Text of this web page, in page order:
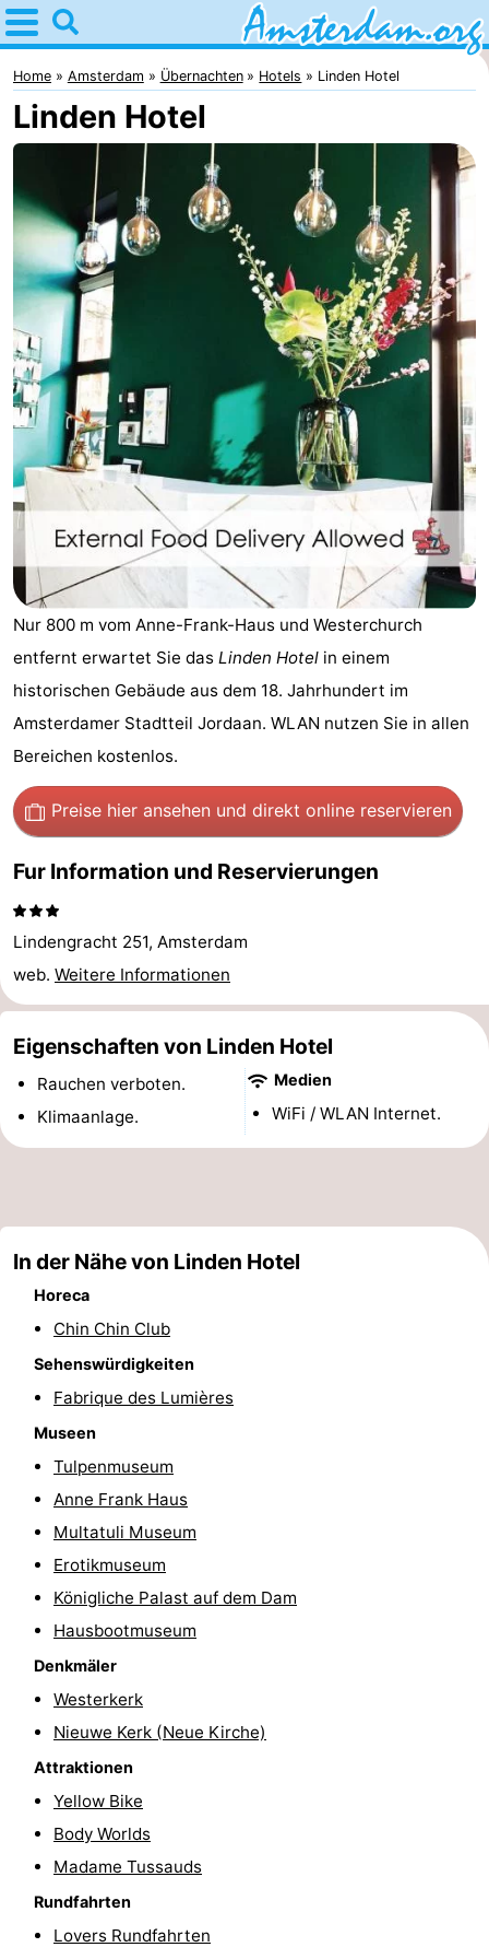
Home
Amsterdam
Interessante
Kindern
Für
Junge
Erwachsene
Kostenlos
Übernachten
Appartements
Campingplätze
Ferienhäuser
-
Het
Amsterdamse
Bos
-
Spaarnwoude
Hotels
Zimmer
(mit
Frühstück)
Lastminutes
Museen
Attraktionen
Sehen
&
-
Museen
Denkmäler
-
Kirchen
-
Aussichtspunkte
Attraktionen
Experiences
Dörfer
Städte
Führungen
Sport
Wandern
Unterhaltung
Essen
trinken
Märkte
Warenhäuser
Veranstaltungen
Spezial
Kanale
Coffeeshops
Home Amsterdam Übernachten Hotels Linden Hotel
Linden Hotel
Nur 800 m vom Anne-Frank-Haus und Westerchurch
entfernt erwartet Sie das Linden Hotel in einem
historischen Gebäude aus dem 18. Jahrhundert im
Amsterdamer Stadtteil Jordaan. WLAN nutzen Sie in allen
Bereichen kostenlos.
Preise hier ansehen und direkt online reservieren
Fur Information und Reservierungen
Lindengracht 251, Amsterdam
web. Weitere Informationen
Eigenschaften von Linden Hotel
Rauchen verboten.
Klimaanlage.
Medien
WiFi / WLAN Internet.
In der Nähe von Linden Hotel
Horeca
Chin Chin Club
Sehenswürdigkeiten
Fabrique des Lumières
Museen
Tulpenmuseum
Anne Frank Haus
Multatuli Museum
Erotikmuseum
Königliche Palast auf dem Dam
Hausbootmuseum
Denkmäler
Westerkerk
Nieuwe Kerk (Neue Kirche)
Attraktionen
Yellow Bike
Body Worlds
Madame Tussauds
Rundfahrten
Lovers Rundfahrten